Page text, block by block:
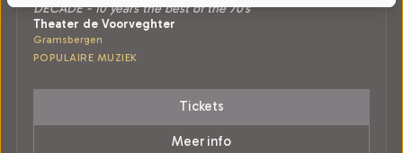
DECADE - 10 years the best of the 70's
Theater de Voorveghter
Gramsbergen
POPULAIRE MUZIEK
Tickets
Meer info